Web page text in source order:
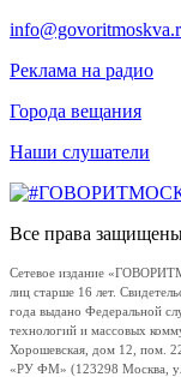
Реклама на радио
Города вещания
Наши слушатели
Все права
Сетевое издание
лиц старше 16 лет.
года выдано Федеральной
технологий и массовых
Хорошевская, дом 12, пом.
«РУ ФМ» (123298 Москва,